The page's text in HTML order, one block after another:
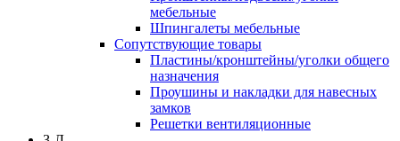
мебельные
Шпингалеты мебельные
Сопутствующие товары
Пластины/кронштейны/уголки общего
назначения
Проушины и накладки для навесных
замков
Решетки вентиляционные